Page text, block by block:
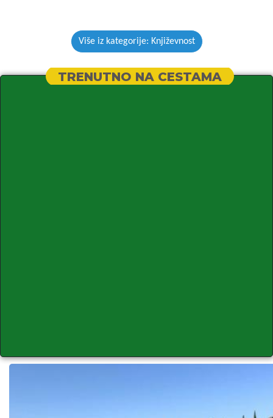
Više iz kategorije: Književnost
TRENUTNO NA CESTAMA